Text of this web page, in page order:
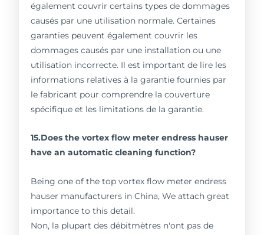
également couvrir certains types de dommages
causés par une utilisation normale. Certaines
garanties peuvent également couvrir les
dommages causés par une installation ou une
utilisation incorrecte. Il est important de lire les
informations relatives à la garantie fournies par
le fabricant pour comprendre la couverture
spécifique et les limitations de la garantie.
15.Does the vortex flow meter endress hauser
have an automatic cleaning function?
Being one of the top vortex flow meter endress
hauser manufacturers in China, We attach great
importance to this detail.
Non, la plupart des débitmètres n'ont pas de